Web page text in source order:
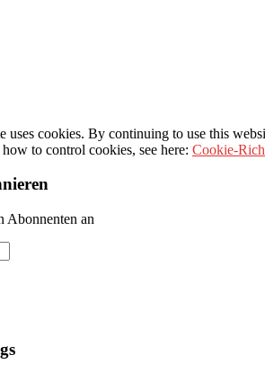
cookies. By continuing to use this
to control cookies, see here: Cookie-
Abonnenten an